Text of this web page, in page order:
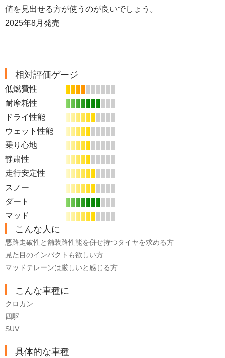
値を見出せる方が使うのが良いでしょう。
2025年8月発売
相対評価ゲージ
低燃費性
耐摩耗性
ドライ性能
ウェット性能
乗り心地
静粛性
走行安定性
スノー
ダート
マッド
こんな人に
悪路走破性と舗装路性能を併せ持つタイヤを求める方
見た目のインパクトも欲しい方
マッドテレーンは厳しいと感じる方
こんな車種に
クロカン
四駆
SUV
具体的な車種